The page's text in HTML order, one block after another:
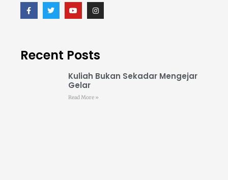
Recent Posts
Kuliah Bukan Sekadar Mengejar
Gelar
Read More »